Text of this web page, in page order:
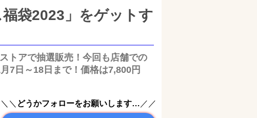
袋2023」をゲットす
トアで抽選販売！今回も店舗での
7日～18日まで！価格は7,800円
＼＼ どうかフォローをお願いします… ／／